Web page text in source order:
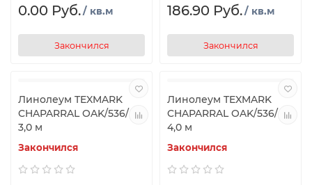
0.00 Руб./ кв.м
Закончился
186.90 Руб./ кв.м
Закончился
Линолеум TEXMARK
CHAPARRAL OAK/536/
3,0 м
Закончился
Линолеум TEXMARK
CHAPARRAL OAK/536/
4,0 м
Закончился